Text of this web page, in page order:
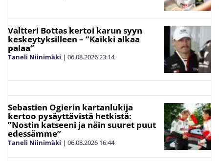
Valtteri Bottas kertoi karun syyn
keskeytyksilleen – ”Kaikki alkaa
palaa”
Taneli Niinimäki | 06.08.202623:14
Sebastien Ogierin kartanlukija
kertoo pysäyttävistä hetkistä:
”Nostin katseeni ja näin suuret puut
edessämme”
Taneli Niinimäki | 06.08.2026 16:44